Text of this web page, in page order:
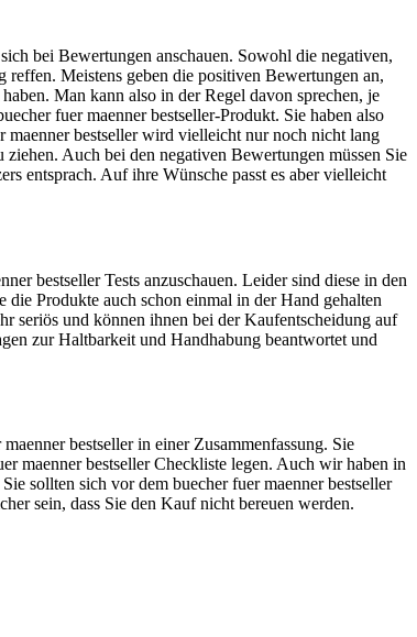
bei Bewertungen anschauen. Sowohl die negativen,
Meistens geben die positiven Bewertungen an,
Man kann also in der Regel davon sprechen, je
fuer maenner bestseller-Produkt. Sie haben also
maenner bestseller wird vielleicht nur noch nicht lang
Auch bei den negativen Bewertungen müssen Sie
entsprach. Auf ihre Wünsche passt es aber vielleicht
bestseller Tests anzuschauen. Leider sind diese in den
die Produkte auch schon einmal in der Hand gehalten
seriös und können ihnen bei der Kaufentscheidung auf
zur Haltbarkeit und Handhabung beantwortet und
bestseller in einer Zusammenfassung. Sie
maenner bestseller Checkliste legen. Auch wir haben in
sollten sich vor dem buecher fuer maenner bestseller
sein, dass Sie den Kauf nicht bereuen werden.